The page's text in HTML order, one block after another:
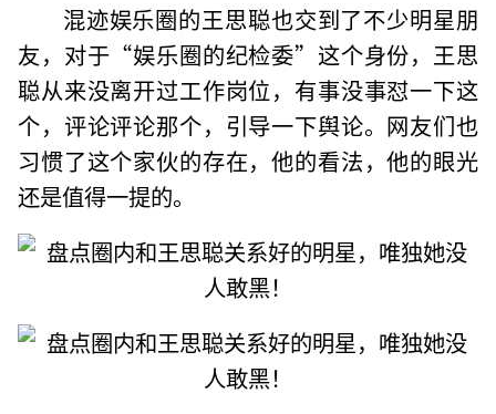
混迹娱乐圈的王思聪也交到了不少明星朋
友，对于“娱乐圈的纪检委”这个身份，王思
聪从来没离开过工作岗位，有事没事怼一下这
个，评论评论那个，引导一下舆论。网友们也
习惯了这个家伙的存在，他的看法，他的眼光
还是值得一提的。